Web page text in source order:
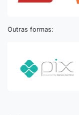
Outras formas: